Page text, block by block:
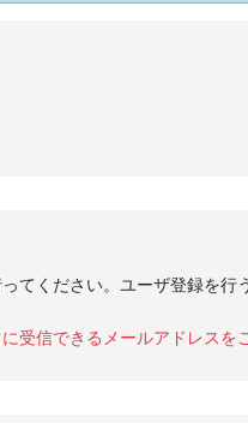
てください。ユーザ登録を行
信できるメールアドレスを